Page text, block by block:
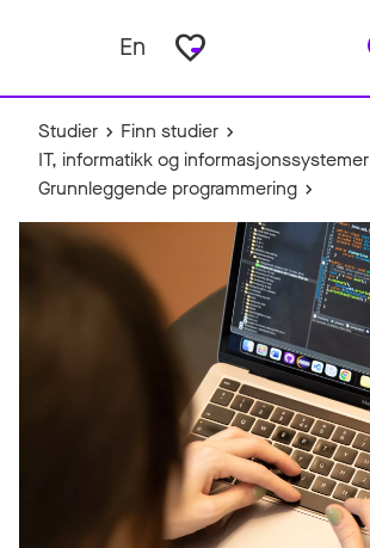
En favorite_border
Studier
Finn studier
IT, informatikk og informasjonssystemer
Grunnleggende programmering